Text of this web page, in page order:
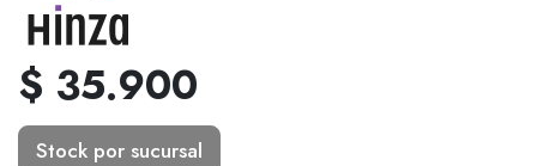
$ 35.900
Stock por sucursal